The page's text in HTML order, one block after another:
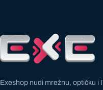
Exeshop nudi mrežnu, optičku i